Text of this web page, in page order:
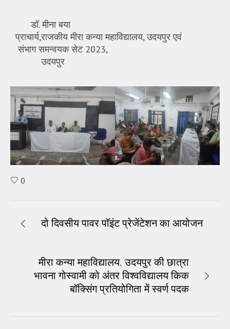
डॉ. मीना बया
प्राचार्य,राजकीय मीरा कन्या महाविद्यालय, उदयपुर एवं
संभाग समन्वयक सेट 2023,
उदयपुर
0
दो दिवसीय पावर पॉइंट प्रेजेंटेशन का आयोजन
मीरा कन्या महाविद्यालय, उदयपुर की छात्रा
भावना गोस्वामी को अंतर विश्वविद्यालय किक
बॉक्सिंग प्रतियोगिता में स्वर्ण पदक